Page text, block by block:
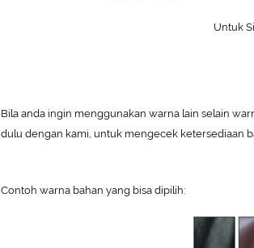
Untuk
Bila anda ingin menggunakan warna lain selain
dulu dengan kami, untuk mengecek ketersediaan
Contoh warna bahan yang bisa dipilih: